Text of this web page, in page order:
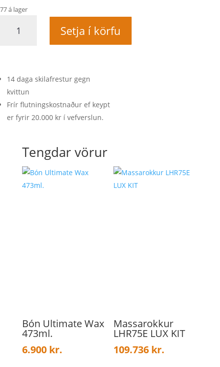
77 á lager
quantity
Setja í körfu
14 daga skilafrestur gegn
kvittun
Frír flutningskostnaður ef keypt
er fyrir 20.000 kr í vefverslun.
Tengdar vörur
Bón Ultimate Wax
473ml.
6.900 kr.
Massarokkur
LHR75E LUX KIT
109.736 kr.